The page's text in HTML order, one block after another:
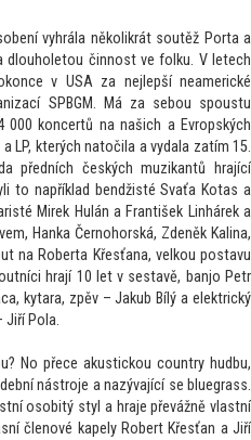
vyhrála několikrát soutěž Porta a
činnost ve folku. V letech
v USA za nejlepší neamerické
SPBGM. Má za sebou spoustu
koncertů na našich a Evropských
LP, kterých natočila a vydala zatím 15.
předních českých muzikantů hrající
to například bendžisté Svaťa Kotas a
Mirek Hulán a František Linhárek a
Hanka Černohorská, Zdeněk Kalina,
na Roberta Křesťana, velkou postavu
hrají 10 let v sestavě, banjo Petr
kytara, zpěv – Jakub Bílý a elektrický
Jiří Pola.
No přece akustickou country hudbu,
nástroje a nazývající se bluegrass.
osobitý styl a hraje převážně vlastní
členové kapely Robert Křesťan a Jiří